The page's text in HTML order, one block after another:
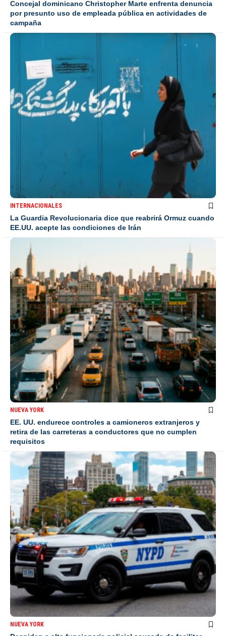
Concejal dominicano Christopher Marte enfrenta denuncia
por presunto uso de empleada pública en actividades de
campaña
INTERNACIONALES
La Guardia Revolucionaria dice que reabrirá Ormuz cuando
EE.UU. acepte las condiciones de Irán
NUEVA YORK
EE. UU. endurece controles a camioneros extranjeros y
retira de las carreteras a conductores que no cumplen
requisitos
NUEVA YORK